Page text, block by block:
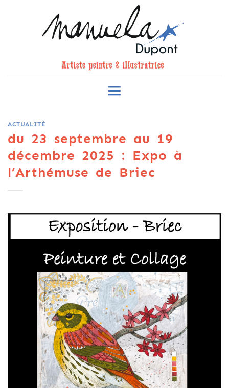
ACTUALITÉ
du 23 septembre au 19
décembre 2025 : Expo à
l’Arthémuse de Briec